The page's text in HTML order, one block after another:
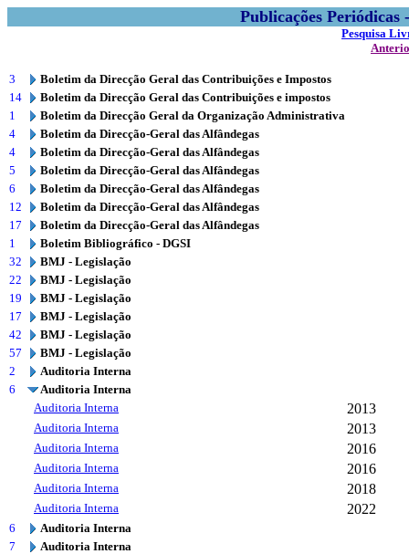
Publicações
Pesquisa
3
Boletim da Direcção Geral das Contribuições e Impostos
14
Boletim da Direcção Geral das Contribuições e impostos
1
Boletim da Direcção Geral da Organização Administrativa
4
Boletim da Direcção-Geral das Alfândegas
4
Boletim da Direcção-Geral das Alfândegas
5
Boletim da Direcção-Geral das Alfândegas
6
Boletim da Direcção-Geral das Alfândegas
12
Boletim da Direcção-Geral das Alfândegas
17
Boletim da Direcção-Geral das Alfândegas
1
Boletim Bibliográfico - DGSI
32
BMJ - Legislação
22
BMJ - Legislação
19
BMJ - Legislação
17
BMJ - Legislação
42
BMJ - Legislação
57
BMJ - Legislação
2
Auditoria Interna
6
Auditoria Interna
Auditoria Interna
2013
Auditoria Interna 2013
Auditoria Interna 2016
Auditoria Interna 2016
Auditoria Interna 2018
Auditoria Interna 2022
6
Auditoria Interna
7
Auditoria Interna